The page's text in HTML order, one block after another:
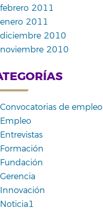
febrero 2011
enero 2011
diciembre 2010
noviembre 2010
Convocatorias de empleo
Empleo
Entrevistas
Formación
Fundación
Gerencia
Innovación
Noticia1